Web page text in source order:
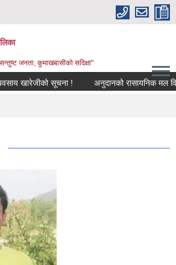
जनता, कुमाखबासीको सदिक्षा"
खारेजीको सूचना ! अनुदानको रासायनिक मल